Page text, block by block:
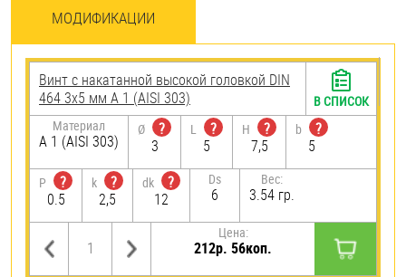
МОДИФИКАЦИИ
Винт с накатанной высокой головкой DIN
464 3х5 мм А 1 (AISI 303)
Материал
А 1 (AISI 303)
Ø
?
3
L
?
5
H
?
7,5
b
?
5
P
?
0.5
k
?
2,5
dk
?
12
Ds
6
Вес:
3.54 гр.
Цена:
212р. 56коп.
В СПИСОК